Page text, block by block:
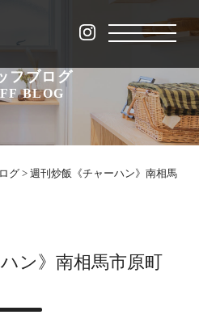
フブログ
BLOG
グ > 週刊炒飯《チャーハン》南相馬
ン》南相馬市原町